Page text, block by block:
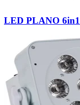
LED PLANO 6in1